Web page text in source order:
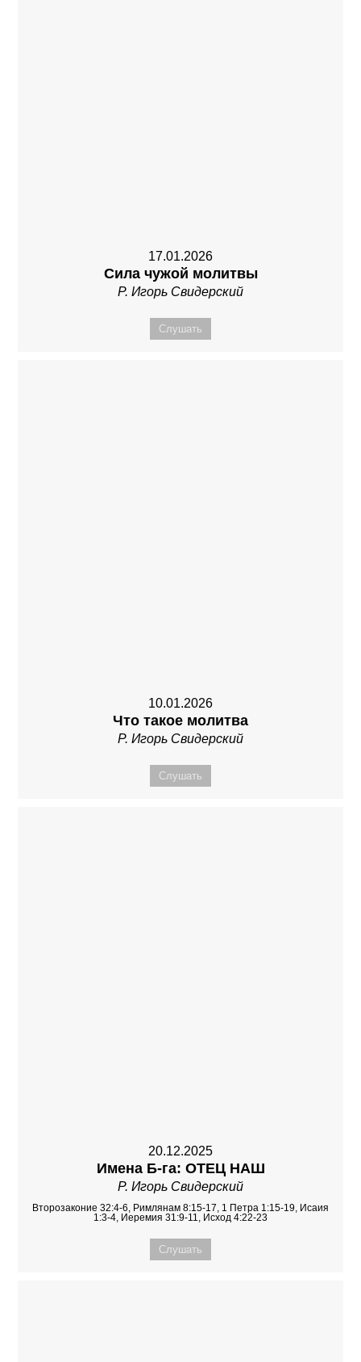
17.01.2026
Сила чужой молитвы
Р. Игорь Свидерский
Слушать
10.01.2026
Что такое молитва
Р. Игорь Свидерский
Слушать
20.12.2025
Имена Б-га: ОТЕЦ НАШ
Р. Игорь Свидерский
Второзаконие 32:4-6, Римлянам 8:15-17, 1 Петра 1:15-19, Исаия
1:3-4, Иеремия 31:9-11, Исход 4:22-23
Слушать